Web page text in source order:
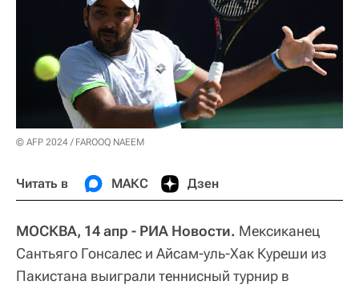
© AFP 2024 / FAROOQ NAEEM
Читать в МАКС Дзен
МОСКВА, 14 апр - РИА Новости. Мексиканец
Сантьяго Гонсалес и Айсам-уль-Хак Куреши из
Пакистана выиграли теннисный турнир в